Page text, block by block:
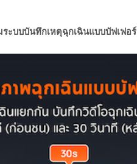
บบบันทึกเหตุฉุกเฉินแบบบัฟเฟอร์